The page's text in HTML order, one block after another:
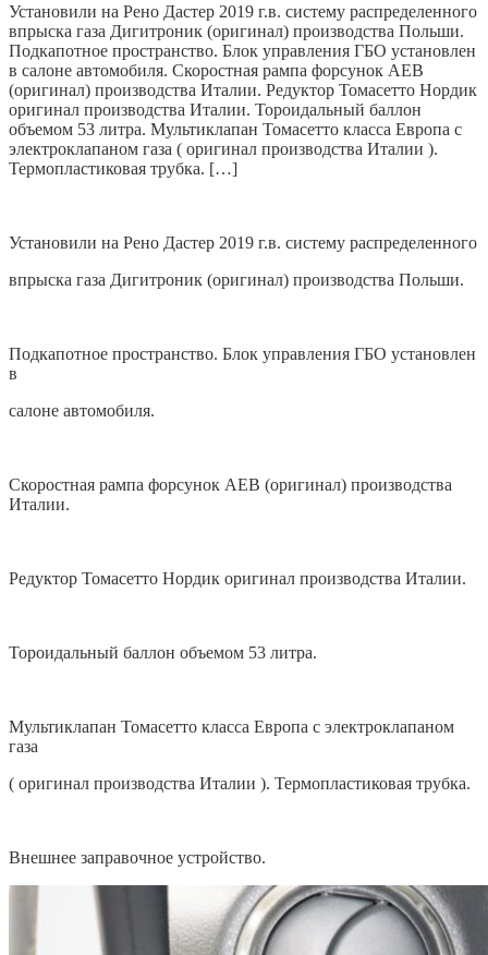
Установили на Рено Дастер 2019 г.в. систему распределенного
впрыска газа Дигитроник (оригинал) производства Польши.
Подкапотное пространство. Блок управления ГБО установлен
в салоне автомобиля. Скоростная рампа форсунок AEB
(оригинал) производства Италии. Редуктор Томасетто Нордик
оригинал производства Италии. Тороидальный баллон
объемом 53 литра. Мультиклапан Томасетто класса Европа с
электроклапаном газа ( оригинал производства Италии ).
Термопластиковая трубка. […]
Установили на Рено Дастер 2019 г.в. систему распределенного
впрыска газа Дигитроник (оригинал) производства Польши.
Подкапотное пространство. Блок управления ГБО установлен
в
салоне автомобиля.
Скоростная рампа форсунок AEB (оригинал) производства
Италии.
Редуктор Томасетто Нордик оригинал производства Италии.
Тороидальный баллон объемом 53 литра.
Мультиклапан Томасетто класса Европа с электроклапаном
газа
( оригинал производства Италии ). Термопластиковая трубка.
Внешнее заправочное устройство.